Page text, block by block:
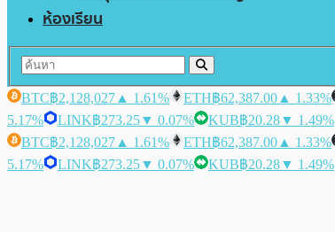
ห้องเรียน
BTC฿2,128,027 ▲ 1.61% ETH฿62,387.00 ▲ 1.33%
5.17%
LINK฿273.25▼ 0.07% KUB฿20.28▼ 1.49%
BTC฿2,128,027 ▲ 1.61% ETH฿62,387.00 ▲ 1.33%
5.17%
LINK฿273.25▼ 0.07% KUB฿20.28▼ 1.49%